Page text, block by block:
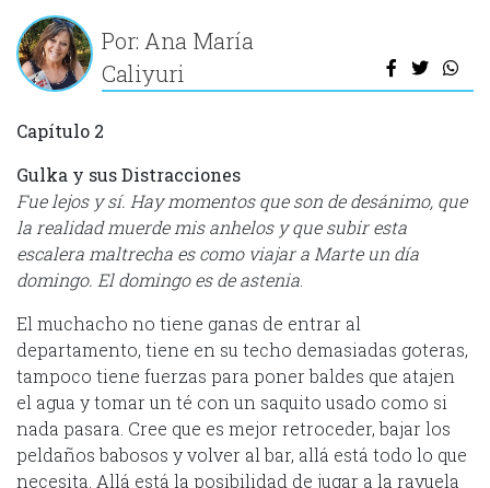
Por: Ana María
Caliyuri
Capítulo 2
Gulka y sus Distracciones
Fue lejos y sí. Hay momentos que son de desánimo, que
la realidad muerde mis anhelos y que subir esta
escalera maltrecha es como viajar a Marte un día
domingo. El domingo es de astenia
El muchacho no tiene ganas de entrar al
departamento, tiene en su techo demasiadas goteras,
tampoco tiene fuerzas para poner baldes que atajen
el agua y tomar un té con un saquito usado como si
nada pasara. Cree que es mejor retroceder, bajar los
peldaños babosos y volver al bar, allá está todo lo que
necesita. Allá está la posibilidad de jugar a la rayuela